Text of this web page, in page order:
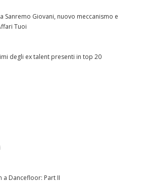
Sanremo Giovani, nuovo meccanismo e
Tuoi
degli ex talent presenti in top 20
a Dancefloor: Part II